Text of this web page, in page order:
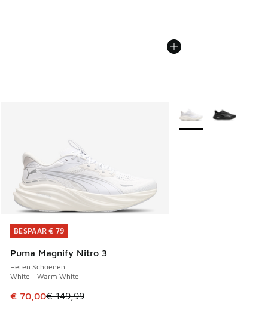
BESPAAR € 79
Puma Magnify Nitro 3
Heren Schoenen
White - Warm White
Dit artikel is in de uitverkoop. Dit artikel is in de
€ 70,00€ 149,99
BESPAAR € 79
Meer kleuren